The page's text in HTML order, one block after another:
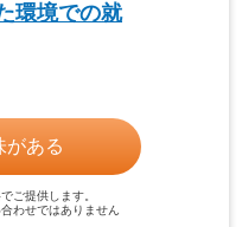
環境での就
がある
ご提供します。
わせではありません